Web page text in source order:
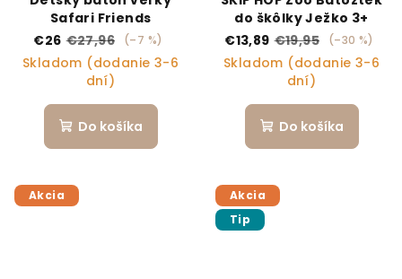
Safari Friends
€26 €27,96 (–7 %)
Skladom (dodanie 3-6
dní)
Do košíka
do škôlky Ježko 3+
€13,89 €19,95 (–30 %)
Skladom (dodanie 3-6
dní)
Do košíka
Akcia
Akcia
Tip